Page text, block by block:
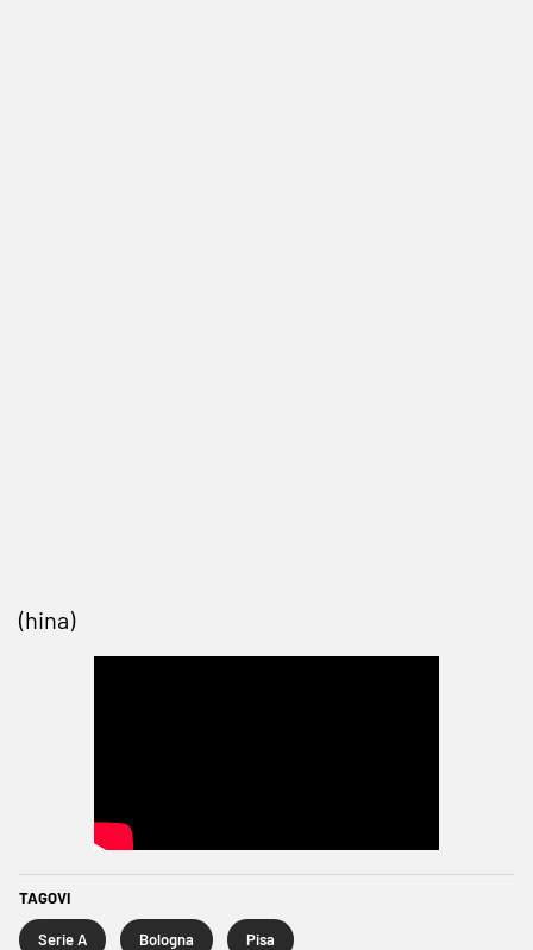
(hina)
TAGOVI
Serie A Bologna Pisa